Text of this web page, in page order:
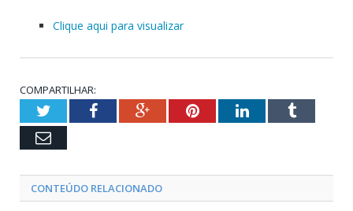
Clique aqui para visualizar
COMPARTILHAR:
TwitterFacebookGoogle+PinterestLinkedInTumblr
Email
CONTEÚDO RELACIONADO